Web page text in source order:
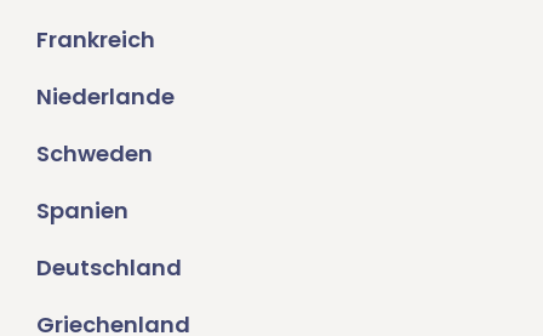
Frankreich
Niederlande
Schweden
Spanien
Deutschland
Griechenland